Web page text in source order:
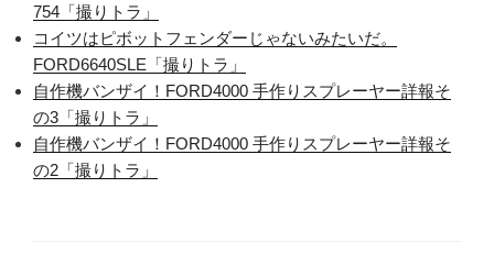
754「撮りトラ」
コイツはピボットフェンダーじゃないみたいだ。
FORD6640SLE「撮りトラ」
自作機バンザイ！FORD4000 手作りスプレーヤー詳報そ
の3「撮りトラ」
自作機バンザイ！FORD4000 手作りスプレーヤー詳報そ
の2「撮りトラ」